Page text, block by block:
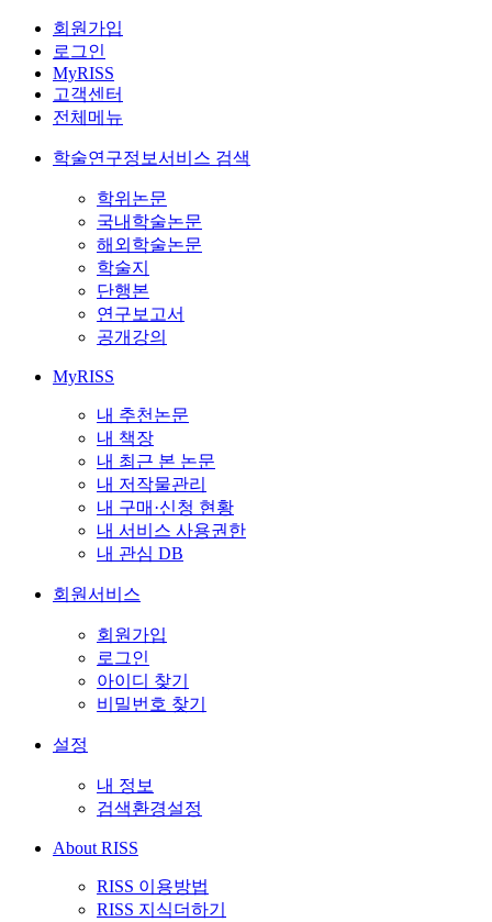
회원가입
로그인
MyRISS
고객센터
전체메뉴
학술연구정보서비스 검색
학위논문
국내학술논문
해외학술논문
학술지
단행본
연구보고서
공개강의
MyRISS
내 추천논문
내 책장
내 최근 본 논문
내 저작물관리
내 구매·신청 현황
내 서비스 사용권한
내 관심 DB
회원서비스
회원가입
로그인
아이디 찾기
비밀번호 찾기
설정
내 정보
검색환경설정
About RISS
RISS 이용방법
RISS 지식더하기